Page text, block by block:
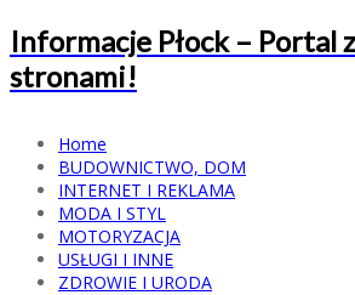
Informacje Płock – Portal
stronami!
Home
BUDOWNICTWO, DOM
INTERNET I REKLAMA
MODA I STYL
MOTORYZACJA
USŁUGI I INNE
ZDROWIE I URODA